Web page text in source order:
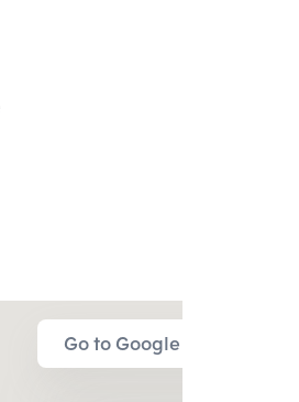
Go to Google Map